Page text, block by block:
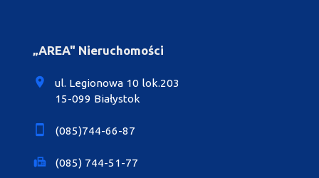
„AREA" Nieruchomości
ul. Legionowa 10 lok.203
15-099 Białystok
(085)744-66-87
(085) 744-51-77